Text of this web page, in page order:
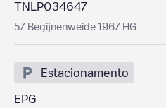
TNLP034647
57 Begijnenweide 1967 HG
Estacionamento
EPG